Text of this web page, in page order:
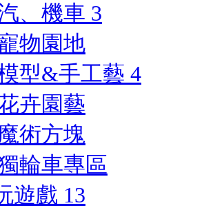
、機車 3
物園地
型&手工藝 4
卉園藝
魔術方塊
輪車專區
遊戲 13